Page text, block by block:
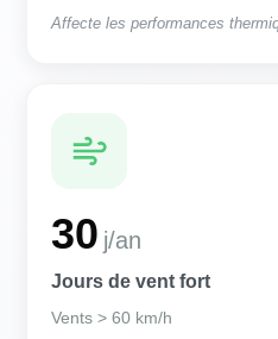
Affecte les performances
30 j/an
Jours de vent fort
Vents > 60 km/h